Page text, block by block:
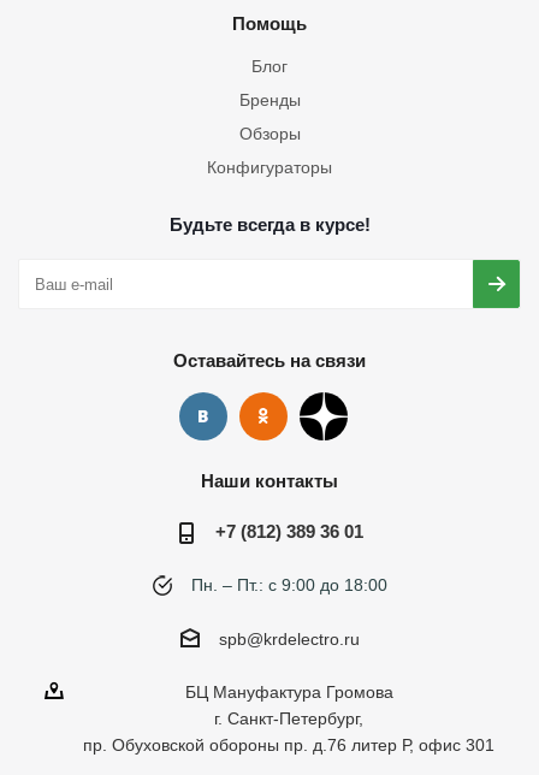
Помощь
Блог
Бренды
Обзоры
Конфигураторы
Будьте всегда в курсе!
Оставайтесь на связи
Наши контакты
+7 (812) 389 36 01
Пн. – Пт.: с 9:00 до 18:00
spb@krdelectro.ru
БЦ Мануфактура Громова
г. Санкт-Петербург,
пр. Обуховской обороны пр. д.76 литер Р, офис 301